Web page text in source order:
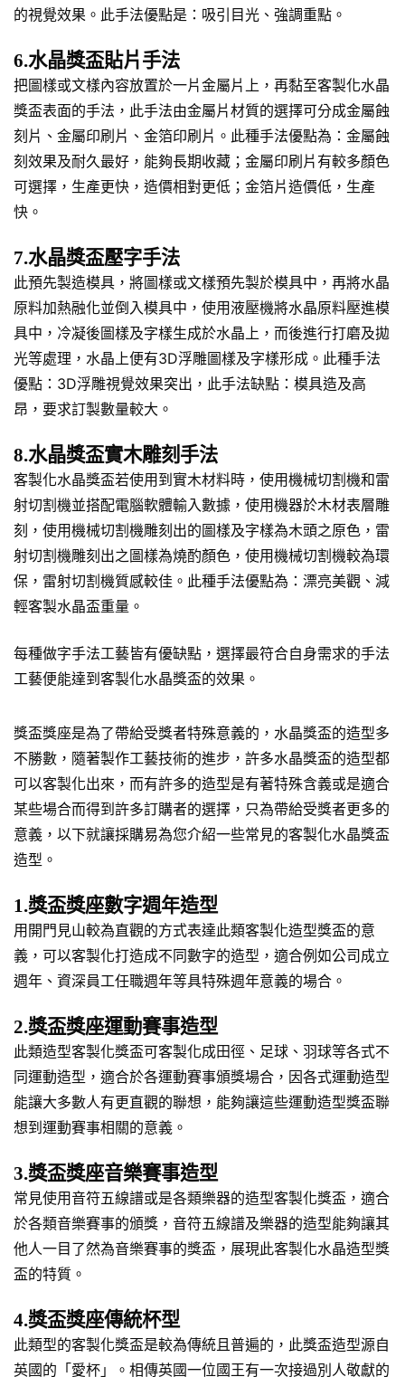
的視覺效果。此手法優點是：吸引目光、強調重點。
6.水晶獎盃貼片手法
把圖樣或文樣內容放置於一片金屬片上，再黏至客製化水晶
獎盃表面的手法，此手法由金屬片材質的選擇可分成金屬蝕
刻片、金屬印刷片、金箔印刷片。此種手法優點為：金屬蝕
刻效果及耐久最好，能夠長期收藏；金屬印刷片有較多顏色
可選擇，生產更快，造價相對更低；金箔片造價低，生產
快。
7.水晶獎盃壓字手法
此預先製造模具，將圖樣或文樣預先製於模具中，再將水晶
原料加熱融化並倒入模具中，使用液壓機將水晶原料壓進模
具中，冷凝後圖樣及字樣生成於水晶上，而後進行打磨及拋
光等處理，水晶上便有3D浮雕圖樣及字樣形成。此種手法
優點：3D浮雕視覺效果突出，此手法缺點：模具造及高
昂，要求訂製數量較大。
8.水晶獎盃實木雕刻手法
客製化水晶獎盃若使用到實木材料時，使用機械切割機和雷
射切割機並搭配電腦軟體輸入數據，使用機器於木材表層雕
刻，使用機械切割機雕刻出的圖樣及字樣為木頭之原色，雷
射切割機雕刻出之圖樣為燒酌顏色，使用機械切割機較為環
保，雷射切割機質感較佳。此種手法優點為：漂亮美觀、減
輕客製水晶盃重量。
每種做字手法工藝皆有優缺點，選擇最符合自身需求的手法
工藝便能達到客製化水晶獎盃的效果。
獎盃獎座是為了帶給受獎者特殊意義的，水晶獎盃的造型多
不勝數，隨著製作工藝技術的進步，許多水晶獎盃的造型都
可以客製化出來，而有許多的造型是有著特殊含義或是適合
某些場合而得到許多訂購者的選擇，只為帶給受獎者更多的
意義，以下就讓採購易為您介紹一些常見的客製化水晶獎盃
造型。
1.獎盃獎座數字週年造型
用開門見山較為直觀的方式表達此類客製化造型獎盃的意
義，可以客製化打造成不同數字的造型，適合例如公司成立
週年、資深員工任職週年等具特殊週年意義的場合。
2.獎盃獎座運動賽事造型
此類造型客製化獎盃可客製化成田徑、足球、羽球等各式不
同運動造型，適合於各運動賽事頒獎場合，因各式運動造型
能讓大多數人有更直觀的聯想，能夠讓這些運動造型獎盃聯
想到運動賽事相關的意義。
3.獎盃獎座音樂賽事造型
常見使用音符五線譜或是各類樂器的造型客製化獎盃，適合
於各類音樂賽事的頒獎，音符五線譜及樂器的造型能夠讓其
他人一目了然為音樂賽事的獎盃，展現此客製化水晶造型獎
盃的特質。
4.獎盃獎座傳統杯型
此類型的客製化獎盃是較為傳統且普遍的，此獎盃造型源自
英國的「愛杯」。相傳英國一位國王有一次接過別人敬獻的